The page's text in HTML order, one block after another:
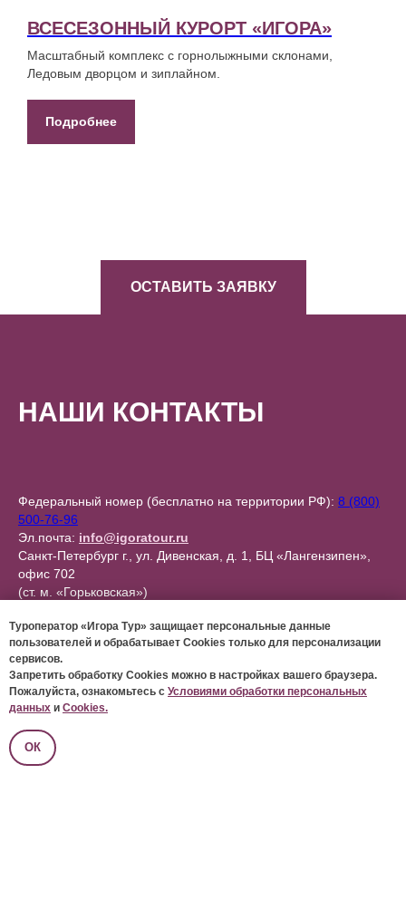
Туроператор «Игора Тур» защищает персональные данные
пользователей и обрабатывает Cookies только для персонализации
сервисов.
Запретить обработку Cookies можно в настройках вашего браузера.
Пожалуйста, ознакомьтесь с Условиями обработки персональных
данных и Cookies.
ОК
ВСЕСЕЗОННЫЙ КУРОРТ «ИГОРА»
Масштабный комплекс с горнолыжными склонами,
Ледовым дворцом и зиплайном.
Подробнее
ОСТАВИТЬ ЗАЯВКУ
НАШИ КОНТАКТЫ
Федеральный номер (бесплатно на территории РФ): 8 (800)
500-76-96
Эл.почта: info@igoratour.ru
Санкт-Петербург г., ул. Дивенская, д. 1, БЦ «Лангензипен»,
офис 702
(ст. м. «Горьковская»)